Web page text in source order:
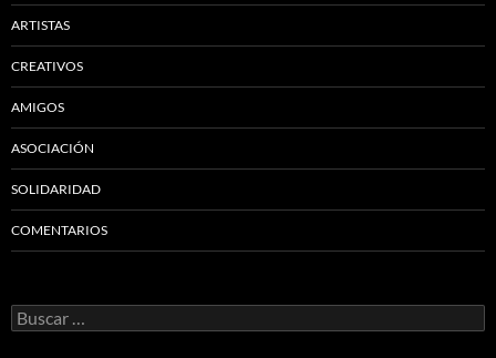
ARTISTAS
CREATIVOS
AMIGOS
ASOCIACIÓN
SOLIDARIDAD
COMENTARIOS
Buscar: